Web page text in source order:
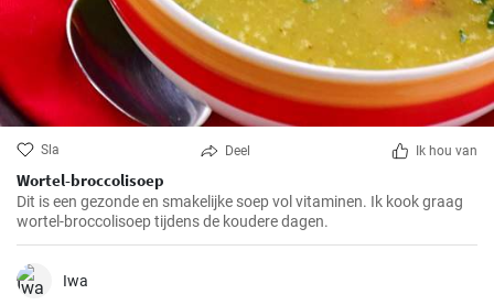
Sla Deel Ik hou van
Wortel-broccolisoep
Dit is een gezonde en smakelijke soep vol vitaminen. Ik kook graag
wortel-broccolisoep tijdens de koudere dagen.
Iwa